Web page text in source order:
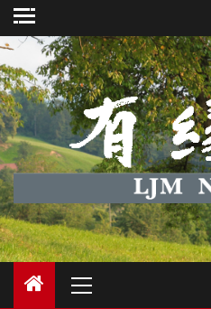
Skip
to
content
Menu